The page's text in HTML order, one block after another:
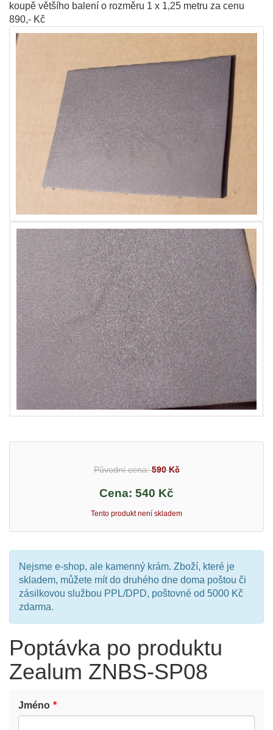
koupě většího balení o rozměru 1 x 1,25 metru za cenu
890,- Kč
Původní cena: 590 Kč
Cena: 540 Kč
Tento produkt není skladem
Nejsme e-shop, ale kamenný krám. Zboží, které je
skladem, můžete mít do druhého dne doma poštou či
zásilkovou službou PPL/DPD, poštovné od 5000 Kč
zdarma.
Poptávka po produktu
Zealum ZNBS-SP08
Jméno